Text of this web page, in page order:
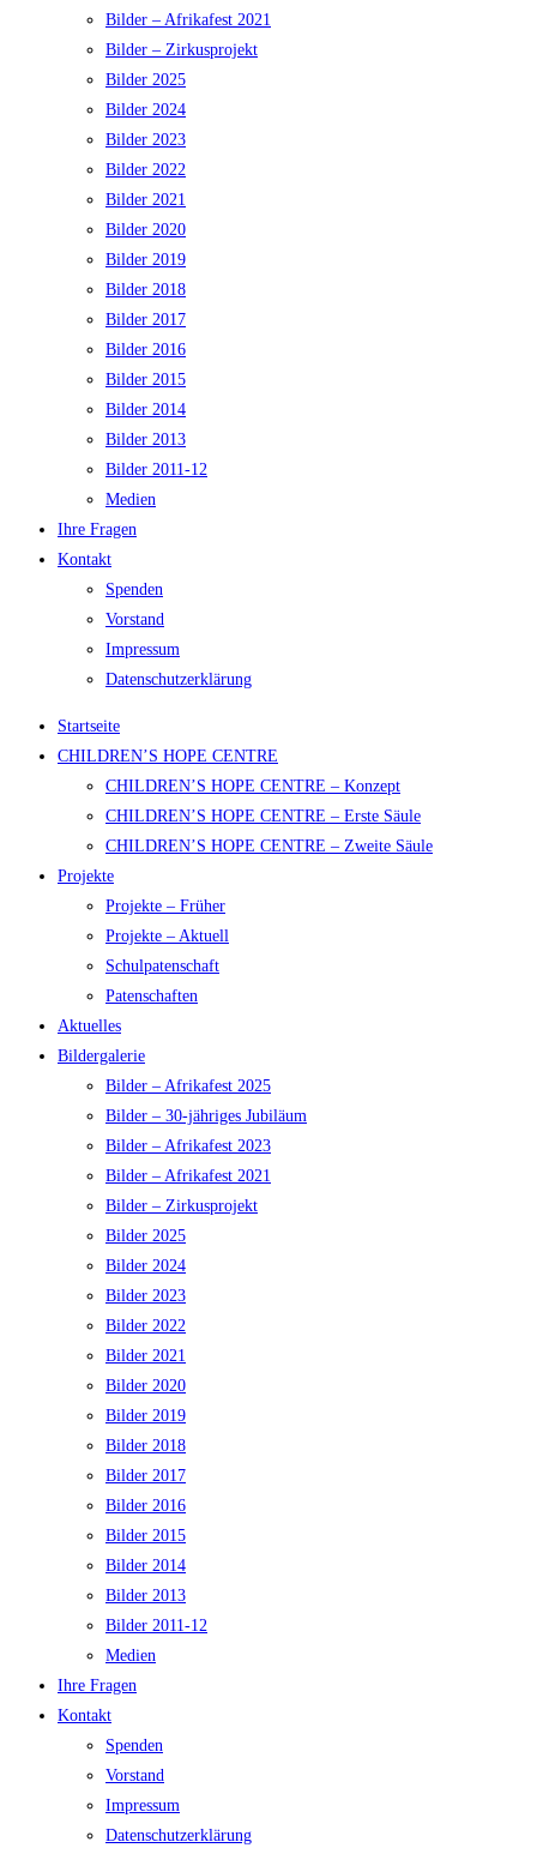
Bilder – Afrikafest 2021
Bilder – Zirkusprojekt
Bilder 2025
Bilder 2024
Bilder 2023
Bilder 2022
Bilder 2021
Bilder 2020
Bilder 2019
Bilder 2018
Bilder 2017
Bilder 2016
Bilder 2015
Bilder 2014
Bilder 2013
Bilder 2011-12
Medien
Ihre Fragen
Kontakt
Spenden
Vorstand
Impressum
Datenschutzerklärung
Startseite
CHILDREN’S HOPE CENTRE
CHILDREN’S HOPE CENTRE – Konzept
CHILDREN’S HOPE CENTRE – Erste Säule
CHILDREN’S HOPE CENTRE – Zweite Säule
Projekte
Projekte – Früher
Projekte – Aktuell
Schulpatenschaft
Patenschaften
Aktuelles
Bildergalerie
Bilder – Afrikafest 2025
Bilder – 30-jähriges Jubiläum
Bilder – Afrikafest 2023
Bilder – Afrikafest 2021
Bilder – Zirkusprojekt
Bilder 2025
Bilder 2024
Bilder 2023
Bilder 2022
Bilder 2021
Bilder 2020
Bilder 2019
Bilder 2018
Bilder 2017
Bilder 2016
Bilder 2015
Bilder 2014
Bilder 2013
Bilder 2011-12
Medien
Ihre Fragen
Kontakt
Spenden
Vorstand
Impressum
Datenschutzerklärung